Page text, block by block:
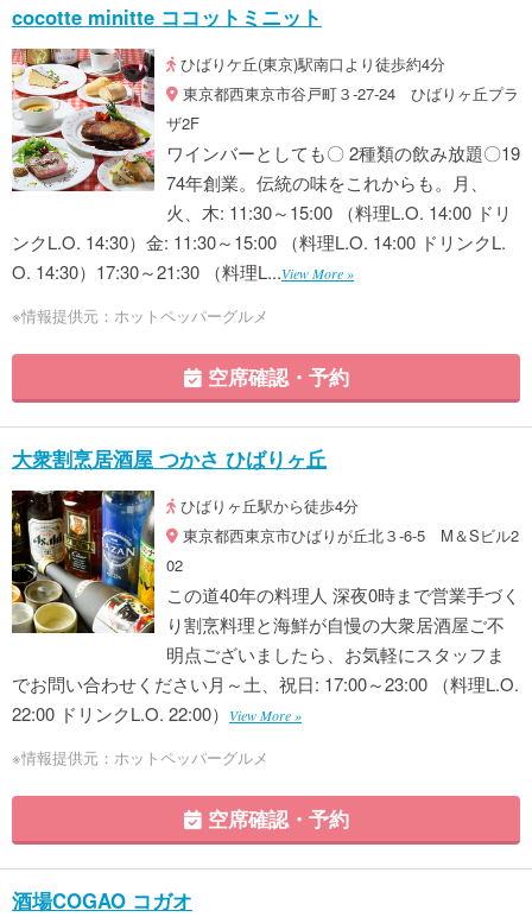
cocotte minitte ココットミニット
ひばりケ丘(東京)駅南口より徒歩約4分
東京都西東京市谷戸町３‐27‐24 ひばりヶ丘プラ
ザ2F
ワインバーとしても〇 2種類の飲み放題〇19
74年創業。伝統の味をこれからも。月、
火、木: 11:30～15:00 （料理L.O. 14:00 ドリ
ンクL.O. 14:30）金: 11:30～15:00 （料理L.O. 14:00 ドリンクL.
O. 14:30）17:30～21:30 （料理L...View More »
※情報提供元：ホットペッパーグルメ
空席確認・予約
大衆割烹居酒屋 つかさ ひばりヶ丘
ひばりヶ丘駅から徒歩4分
東京都西東京市ひばりが丘北３-6-5 M＆Sビル2
02
この道40年の料理人 深夜0時まで営業手づく
り割烹料理と海鮮が自慢の大衆居酒屋ご不
明点ございましたら、お気軽にスタッフま
でお問い合わせください月～土、祝日: 17:00～23:00 （料理L.O.
22:00 ドリンクL.O. 22:00）
View More »
※情報提供元：ホットペッパーグルメ
空席確認・予約
酒場COGAO コガオ